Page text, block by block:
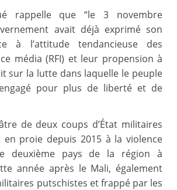
rappelle que “le 3 novembre
avait déjà exprimé son
à l’attitude tendancieuse des
média (RFI) et leur propension à
sur la lutte dans laquelle le peuple
pour plus de liberté et de
de deux coups d’État militaires
proie depuis 2015 à la violence
deuxième pays de la région à
année après le Mali, également
putschistes et frappé par les